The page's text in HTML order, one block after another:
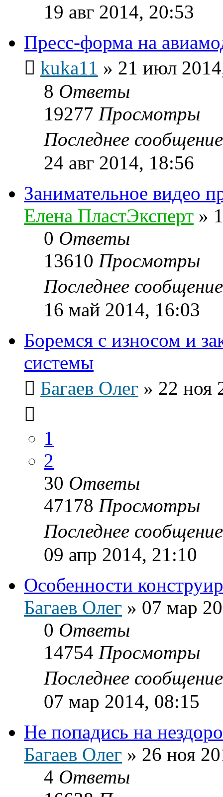
19 авг 2014, 20:53
Пресс-форма на
kuka11 » 21 июл
8 Ответы
19277 Просмотры
Последнее
24 авг 2014, 18:56
Занимательное видео
Елена ПластЭксперт »
0 Ответы
13610 Просмотры
Последнее
16 май 2014, 16:03
Боремся с износом и
системы
Багаев Олег » 22 ноя
1
2
30 Ответы
47178 Просмотры
Последнее
09 апр 2014, 21:10
Особенности
Багаев Олег » 07 мар
0 Ответы
14754 Просмотры
Последнее
07 мар 2014, 08:15
Не попадись на
Багаев Олег » 26 ноя
4 Ответы